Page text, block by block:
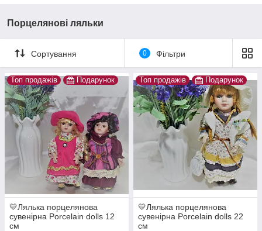
Порцелянові ляльки
Сортування 0 Фільтри
Топ продажів Подарунок
💛Лялька порцелянова
сувенірна Porcelain dolls 12
см
Топ продажів Подарунок
💛Лялька порцелянова
сувенірна Porcelain dolls 22
см